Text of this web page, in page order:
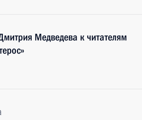
Медведева к читателям